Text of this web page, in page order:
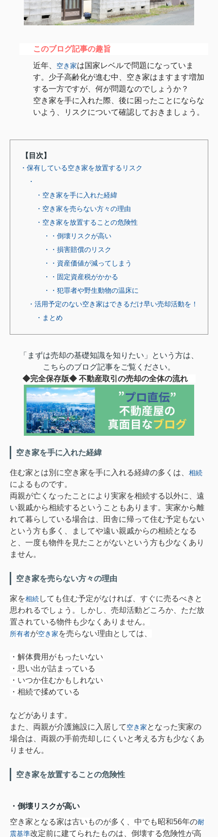
このブログ記事の趣旨
近年、 空き家は国家レベルで問題になっていま
す。少子高齢化が進む中、空き家はますます増加
する一方ですが、何が問題なのでしょうか？
空き家を手に入れた際、後に困ったことにならな
いよう、リスクについて確認しておきましょう。
【目次】
・保有している空き家を放置するリスク
・
・空き家を手に入れた経緯
・空き家を売らない方々の理由
・空き家を放置することの危険性
・・倒壊リスクが高い
・・損害賠償のリスク
・・資産価値が減ってしまう
・・固定資産税がかかる
・・犯罪者や野生動物の温床に
・活用予定のない空き家はできるだけ早い売却活動を！
・まとめ
「まずは売却の基礎知識を知りたい」という方は、
こちらのブログ記事をご覧ください。
◆完全保存版◆ 不動産取引の売却の全体の流れ
空き家を手に入れた経緯
住む家とは別に空き家を手に入れる経緯の多くは、 相続
によるものです。
両親が亡くなったことにより実家を相続する以外に、遠
い親戚から相続するということもあります。実家から離
れて暮らしている場合は、田舎に帰って住む予定もない
という方も多く、ましてや遠い親戚からの相続となる
と、一度も物件を見たことがないという方も少なくあり
ません。
空き家を売らない方々の理由
家を相続しても住む予定がなければ、すぐに売るべきと
思われるでしょう。しかし、売却活動どころか、ただ放
置されている物件も少なくありません。
所有者が空き家を売らない理由としては、
・ 解体費用がもったいない
・ 思い出が詰まっている
・ いつか住むかもしれない
・ 相続で揉めている
などがあります。
また、両親が介護施設に入居して空き家となった実家の
場合は、両親の手前売却しにくいと考える方も少なくあ
りません。
空き家を放置することの危険性
・倒壊リスクが高い
空き家となる家は古いものが多く、中でも昭和56年の耐
震基準改定前に建てられたものは、倒壊する危険性が高